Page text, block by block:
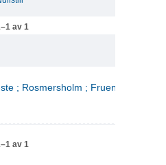
av 1
; Rosmersholm ; Fruen fra havet
av 1